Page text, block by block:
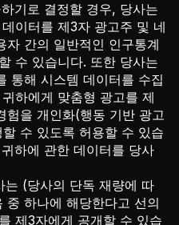
기로 결정할 경우, 당사는
이터를 제3자 광고주 및 네
자 간의 일반적인 인구통계
수 있습니다. 또한 당사는
통해 시스템 데이터를 수집
하에게 맞춤형 광고를 제
험을 개인화(행동 기반 광고
수 있도록 허용할 수 있습
하에 관한 데이터를 당사
는 (당사의 단독 재량에 따
하나에 해당한다고 선의
제3자에게 공개할 수 있습